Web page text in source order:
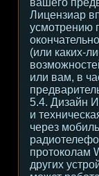
вашего
Лицензиар
усмотрению
(или каких-
или вам, в
5.4. Дизайн
и
через
протоколам
других